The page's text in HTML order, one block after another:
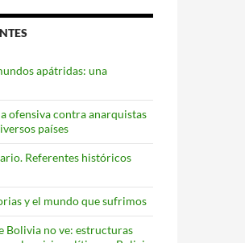
apátridas: una
ofensiva contra anarquistas
países
Referentes históricos
y el mundo que sufrimos
Bolivia no ve: estructuras